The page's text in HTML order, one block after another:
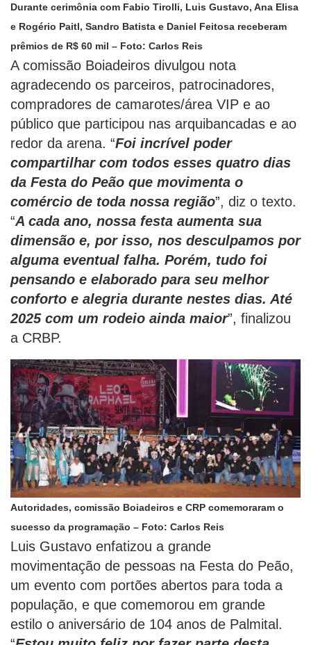
Durante cerimônia com Fabio Tirolli, Luis Gustavo, Ana Elisa
e Rogério Paitl, Sandro Batista e Daniel Feitosa receberam
prêmios de R$ 60 mil – Foto: Carlos Reis
A comissão Boiadeiros divulgou nota
agradecendo os parceiros, patrocinadores,
compradores de camarotes/área VIP e ao
público que participou nas arquibancadas e ao
redor da arena. “Foi incrível poder
compartilhar com todos esses quatro dias
da Festa do Peão que movimenta o
comércio de toda nossa região”, diz o texto.
“A cada ano, nossa festa aumenta sua
dimensão e, por isso, nos desculpamos por
alguma eventual falha. Porém, tudo foi
pensando e elaborado para seu melhor
conforto e alegria durante nestes dias. Até
2025 com um rodeio ainda maior”, finalizou
a CRBP.
Autoridades, comissão Boiadeiros e CRP comemoraram o
sucesso da programação – Foto: Carlos Reis
Luis Gustavo enfatizou a grande
movimentação de pessoas na Festa do Peão,
um evento com portões abertos para toda a
população, e que comemorou em grande
estilo o aniversário de 104 anos de Palmital.